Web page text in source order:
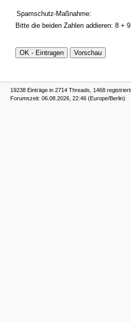
Spamschutz-Maßnahme:
Bitte die beiden Zahlen addieren: 8 +
19238 Einträge in 2714 Threads, 1468
Forumszeit: 06.08.2026, 22:46 (Europe/Berlin)